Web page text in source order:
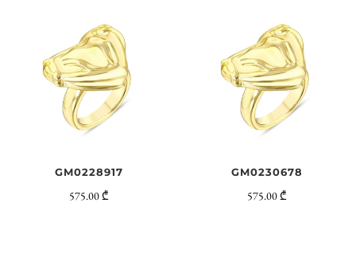
GM0228917
575.00 ₾
GM0230678
575.00 ₾